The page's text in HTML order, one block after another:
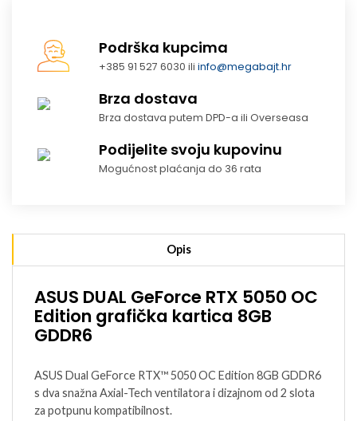
Podrška kupcima
+385 91 527 6030 iliinfo@megabajt.hr
Brza dostava
Brza dostava putem DPD-a ili Overseasa
Podijelite svoju kupovinu
Mogućnost plaćanja do 36 rata
Opis
ASUS DUAL GeForce RTX 5050 OC
Edition grafička kartica 8GB
GDDR6
ASUS Dual GeForce RTX™ 5050 OC Edition 8GB GDDR6
s dva snažna Axial-Tech ventilatora i dizajnom od 2 slota
za potpunu kompatibilnost.